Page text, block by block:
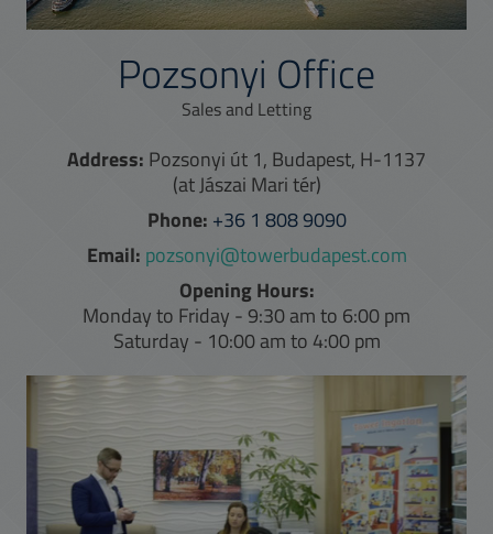
Pozsonyi Office
Sales and Letting
Address: Pozsonyi út 1, Budapest, H-1137
(at Jászai Mari tér)
Phone: +36 1 808 9090
Email: pozsonyi@towerbudapest.com
Opening Hours:
Monday to Friday - 9:30 am to 6:00 pm
Saturday - 10:00 am to 4:00 pm